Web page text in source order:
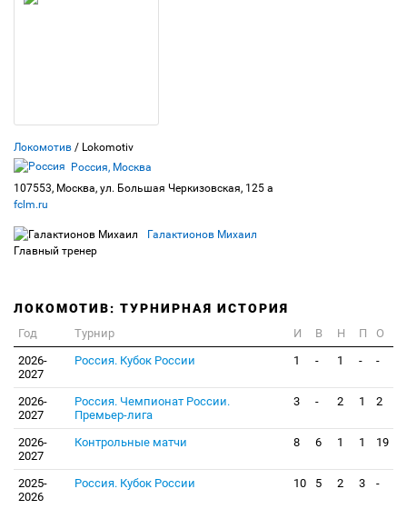
Локомотив / Lokomotiv
Россия, Москва
107553, Москва, ул. Большая Черкизовская, 125 а
fclm.ru
Галактионов Михаил
Главный тренер
ЛОКОМОТИВ: ТУРНИРНАЯ ИСТОРИЯ
Год Турнир И В Н П
О
2026-
2027
Россия. Кубок России 1 - 1 - -
2026-
2027
Россия. Чемпионат России.
Премьер-лига
3 - 2 1 2
2026-
2027
Контрольные матчи 8 6 1 1 19
2025-
2026
Россия. Кубок России 10 5 2 3 -